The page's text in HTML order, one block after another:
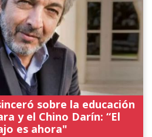
sobre la educación
y el Chino Darín: “El
es ahora"